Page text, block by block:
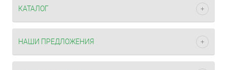
КАТАЛОГ
НАШИ ПРЕДЛОЖЕНИЯ